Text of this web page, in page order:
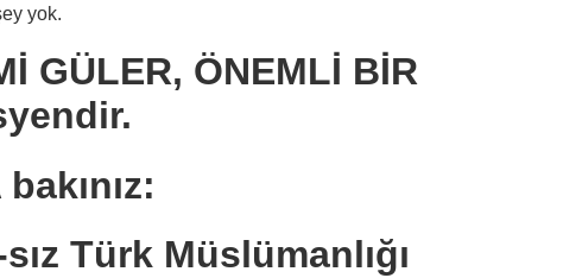
yok.
GÜLER, ÖNEMLİ BİR
Türk Müslümanlığı